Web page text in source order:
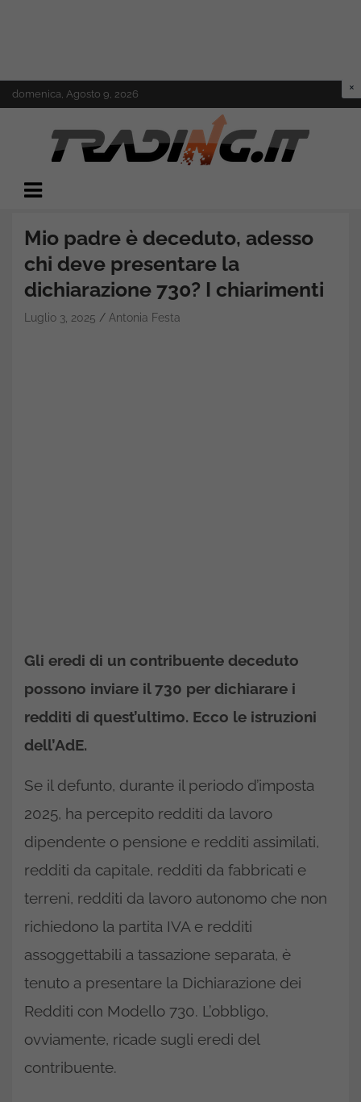
Skip
to
domenica, Agosto 9, 2026
Trading.it
Mio padre è deceduto, adesso
chi deve presentare la
dichiarazione 730? I chiarimenti
Luglio 3, 2025 Antonia Festa
Gli eredi di un contribuente deceduto
possono inviare il 730 per dichiarare i
redditi di quest’ultimo. Ecco le istruzioni
dell’AdE.
Se il defunto, durante il periodo d’imposta
2025, ha percepito redditi da lavoro
dipendente o pensione e redditi assimilati,
redditi da capitale, redditi da fabbricati e
terreni, redditi da lavoro autonomo che non
richiedono la partita IVA e redditi
assoggettabili a tassazione separata, è
tenuto a presentare la Dichiarazione dei
Redditi con Modello 730. L’obbligo,
ovviamente, ricade sugli eredi del
contribuente.